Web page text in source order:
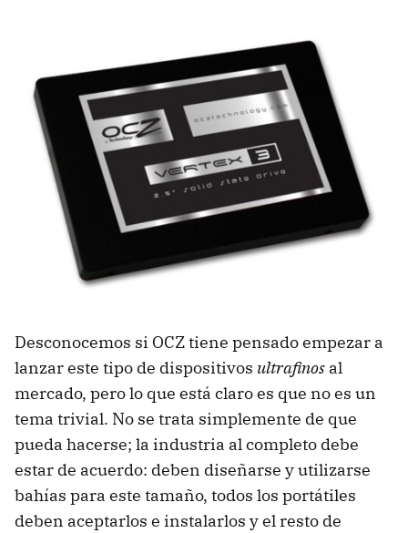
Desconocemos si OCZtiene pensado empezar a
lanzar este tipo de dispositivos ultrafinos al
mercado, pero lo que está claro es que no es un
tema trivial. No se trata simplemente de que
pueda hacerse; la industria al completo debe
estar de acuerdo: deben diseñarse y utilizarse
bahías para este tamaño, todos los portátiles
deben aceptarlos e instalarlos y el resto de